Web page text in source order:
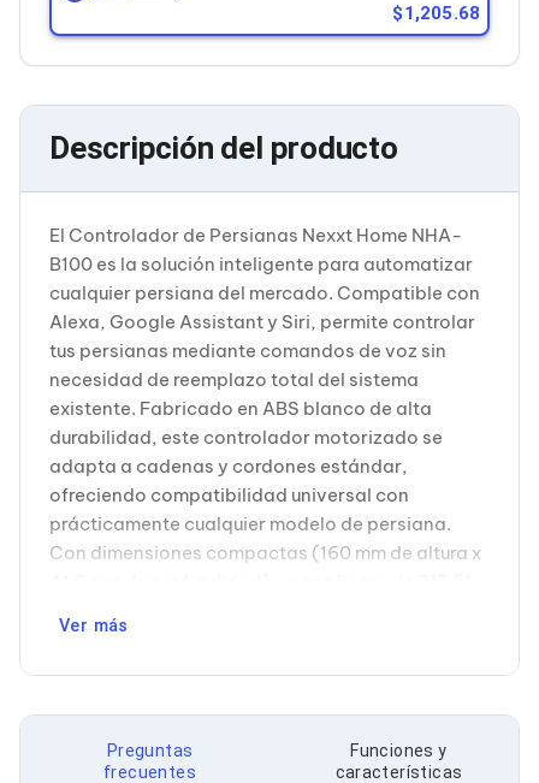
Mouse
Mousepads
Teclados Numéricos
Controles de Juego para PC
Servidores
Charolas para Racks y Gabinetes
Cableado Estructurado para Servidores
Cables KVM
Fuentes de Poder
Enfriamiento para Servidores
Soportes y Paneles
Sistemas Operativos para Servidores
Servidores
Soportes de Datos
Ultrium
Discos Duros / SSD / NAS
Accesorios para Discos Duros
Gabinetes de Discos Duros
Discos Duros Externos
Discos Duros para NAS
Discos Duros para Servidores
Accesorios para SSD
Gabinetes para SSD
Discos Duros Internos para PC
1,205.68
Descripción del producto
El Controlador de Persianas Nexxt Home NHA-
B100 es la solución inteligente para automatizar
cualquier persiana del mercado. Compatible con
Alexa, Google Assistant y Siri, permite controlar
tus persianas mediante comandos de voz sin
necesidad de reemplazo total del sistema
existente. Fabricado en ABS blanco de alta
durabilidad, este controlador motorizado se
adapta a cadenas y cordones estándar,
ofreciendo compatibilidad universal con
prácticamente cualquier modelo de persiana.
Con dimensiones compactas (160 mm de altura x
Operado remotamente, proporciona comodidad
que buscan modernizar su vivienda sin inversión
Ver más
Preguntas
frecuentes
Funciones y
características